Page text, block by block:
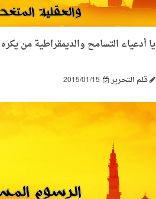
يا أدعياء التسامح والديمقراطية من
قـلـم الـتحـرير 2015/01/15